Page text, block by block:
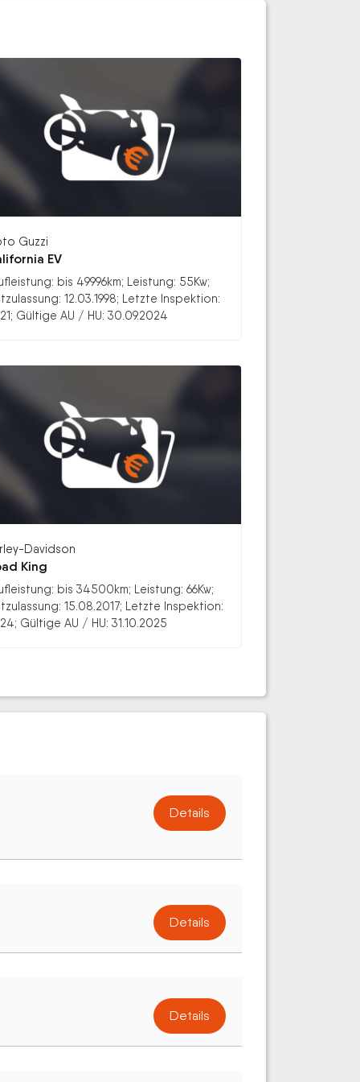
Guzzi
EV
bis 49996km; Leistung: 55Kw;
12.03.1998; Letzte Inspektion:
Gültige AU / HU: 30.09.2024
Davidson
King
bis 34500km; Leistung: 66Kw;
15.08.2017; Letzte Inspektion:
Gültige AU / HU: 31.10.2025
Details
Details
Details